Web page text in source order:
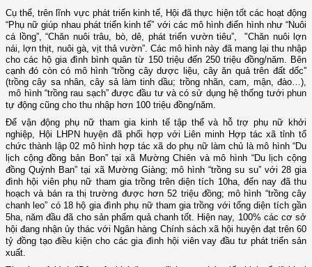
Cụ thể, trên lĩnh vực phát triển kinh tế, Hội đã thực hiện tốt các hoạt động
“Phụ nữ giúp nhau phát triển kinh tế” với các mô hình điển hình như “Nuôi
cá lồng”, “Chăn nuôi trâu, bò, dê, phát triển vườn tiêu”, "Chăn nuôi lợn
nái, lợn thịt, nuôi gà, vịt thả vườn” . Các mô hình này đã mang lại thu nhập
cho các hộ gia đình bình quân từ 150 triệu đến 250 triệu đồng/năm. Bên
cạnh đó còn có mô hình “trồng cây dược liệu, cây ăn quả trên đất dốc”
(trồng cây sa nhân, cây sả làm tinh dầu; trồng nhãn, cam, mận, đào…),
mô hình “trồng rau sạch” được đầu tư và có sử dụng hệ thống tưới phun
tự động cũng cho thu nhập hơn 100 triệu đồng/năm.
Để vận động phụ nữ tham gia kinh tế tập thể và hỗ trợ phụ nữ khởi
nghiệp, Hội LHPN huyện đã phối hợp với Liên minh Hợp tác xã tỉnh tổ
chức thành lập02 mô hình hợp tác xã do phụ nữ làm chủ là mô hình “Du
lịch cộng đồng bản Bon” tại xã Mường Chiên và mô hình “Du lịch cộng
đồng Quỳnh Ban” tại xã Mường Giàng; mô hình “trồng su su” với 28 gia
đình hội viên phụ nữ tham gia trồng trên diện tích 10ha, đến nay đã thu
hoạch và bán ra thị trường được hơn52 triệu đồng; mô hình “trồng cây
chanh leo” có 18 hộ gia đình phụ nữ tham gia trồng với tổng diện tích gần
5ha, năm đầu đã cho sản phẩm quả chanh tốt.
Hiện nay, 100% các cơ sở
hội đang nhận ủy thác với Ngân hàng Chính sách xã hội huyện đạt trên 60
tỷ đồng tạo điều kiện cho các gia đình hội viên vay đầu tư phát triển sản
xuất.